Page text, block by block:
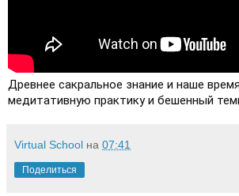
Древнее сакральное знание и наше
медитативную практику и бешенный
Virtual School на 07:41
Поделиться